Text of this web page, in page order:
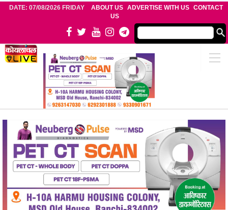
DATE: 07/08/2026 FRIDAY ABOUT US ADVERTISE WITH US
CONTACT
US